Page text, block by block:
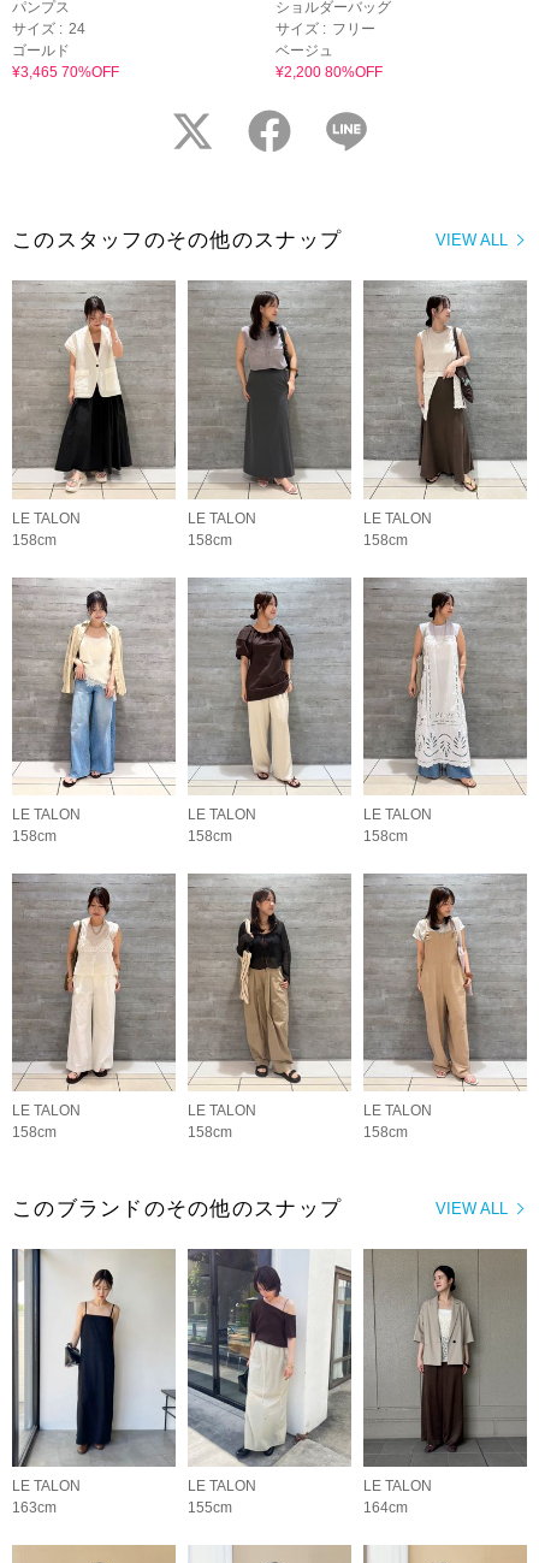
パンプス
サイズ : 24
ゴールド
¥3,465 70%OFF
ショルダーバッグ
サイズ : フリー
ベージュ
¥2,200 80%OFF
twitter facebook
VIEW ALL
このスタッフのその他のスナップ
LE TALON
158cm
LE TALON
158cm
LE TALON
158cm
LE TALON
158cm
LE TALON
158cm
LE TALON
158cm
LE TALON
158cm
LE TALON
158cm
LE TALON
158cm
VIEW ALL
このブランドのその他のスナップ
LE TALON
163cm
LE TALON
155cm
LE TALON
164cm